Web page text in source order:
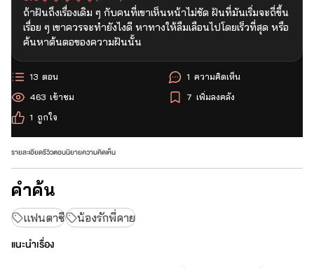
ถ้าฝันถึงเรื่องเดิม ๆ กับคนที่เขาเห็นหน้าไม่ชัด ฝันที่มันเริ่มจะถี่ขึ้น
เรื่อย ๆ เขาควรจะทำยังไงดี หาทางให้ลืมเลือนไปโดยเร็วที่สุด หรือ
ค้นหาต้นตอของความฝันนั้น
ตอน
13
เข้าชม
463
ถูกใจ
1
ความคิดเห็น
1
เพิ่มลงคลัง
7
รายละเอียดรีวิวตอนนิยายความคิดเห็น
คำค้น
แฟนตาซี น้องรักพี่คาย
แนะนำเรื่อง